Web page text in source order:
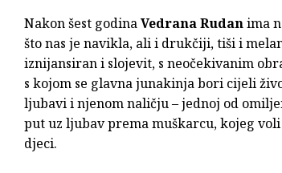
Nakon šest godinaVedrana Rudanima
što nas je navikla, ali i drukčiji, tiši i
iznijansiran i slojevit, s neočekivanim
s kojom se glavna junakinja bori cijeli
ljubavi i njenom naličju – jednoj od
put uz ljubav prema muškarcu, kojeg
djeci.